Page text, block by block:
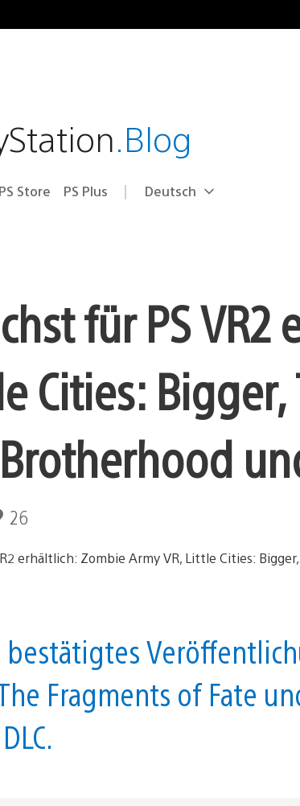
.Blog
PS Store PS Plus Select
Aktuelle
Deutsch
für PS
Cities:
26
Fragments of Fate